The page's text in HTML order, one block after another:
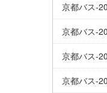
京都バス-
京都バス-
京都バス-
京都バス-